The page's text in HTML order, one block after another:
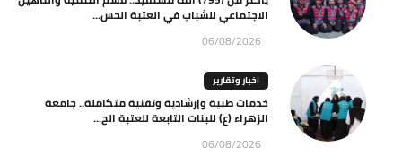
الاجتماعي للشباب في العتبة الحس...
06/08/2026
اخبار وتقارير
خدمات طبية وإرشادية وتقنية متكاملة.. جامعة
الزهراء (ع) للبنات التابعة للعتبة الح...
06/08/2026